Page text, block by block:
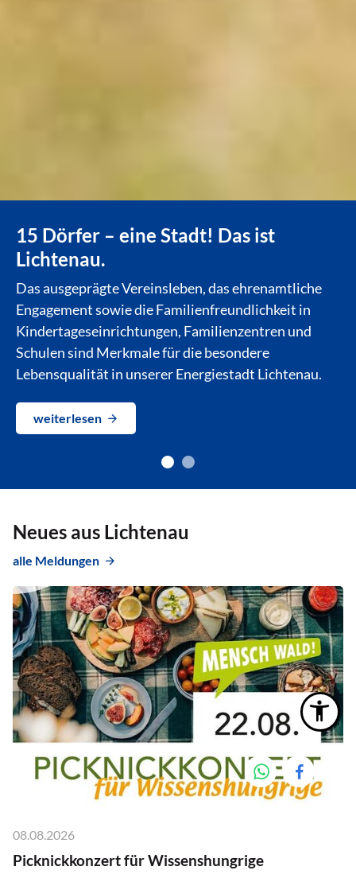
15 Dörfer – eine Stadt! Das ist
Lichtenau.
Das ausgeprägte Vereinsleben, das ehrenamtliche
Engagement sowie die Familienfreundlichkeit in
Kindertageseinrichtungen, Familienzentren und
Schulen sind Merkmale für die besondere
Lebensqualität in unserer Energiestadt Lichtenau.
weiterlesen
Neues aus Lichtenau
alle Meldungen
08.08.2026
Picknickkonzert für Wissenshungrige